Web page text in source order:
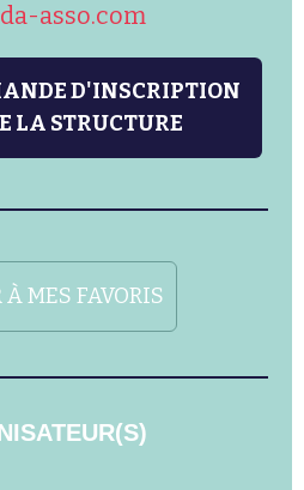
asso.com
D'INSCRIPTION
LA STRUCTURE
À MES FAVORIS